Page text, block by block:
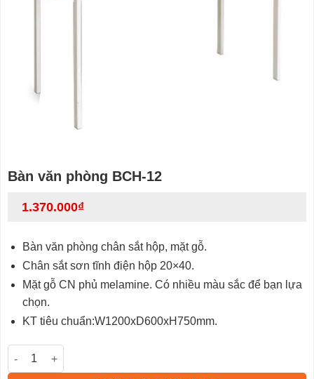
Bàn văn phòng BCH-12
1.370.000₫
Bàn văn phòng chân sắt hộp, mặt gỗ.
Chân sắt sơn tĩnh điện hộp 20×40.
Mặt gỗ CN phủ melamine. Có nhiều màu sắc để bạn lựa
chọn.
KT tiêu chuẩn:W1200xD600xH750mm.
Bàn văn phòng BCH-12 số lượng